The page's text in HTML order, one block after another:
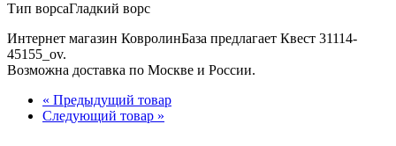
Тип ворсаГладкий ворс
Интернет магазин КовролинБаза предлагает Квест 31114-
45155_ov.
Возможна доставка по Москве и России.
« Предыдущий товар
Следующий товар »